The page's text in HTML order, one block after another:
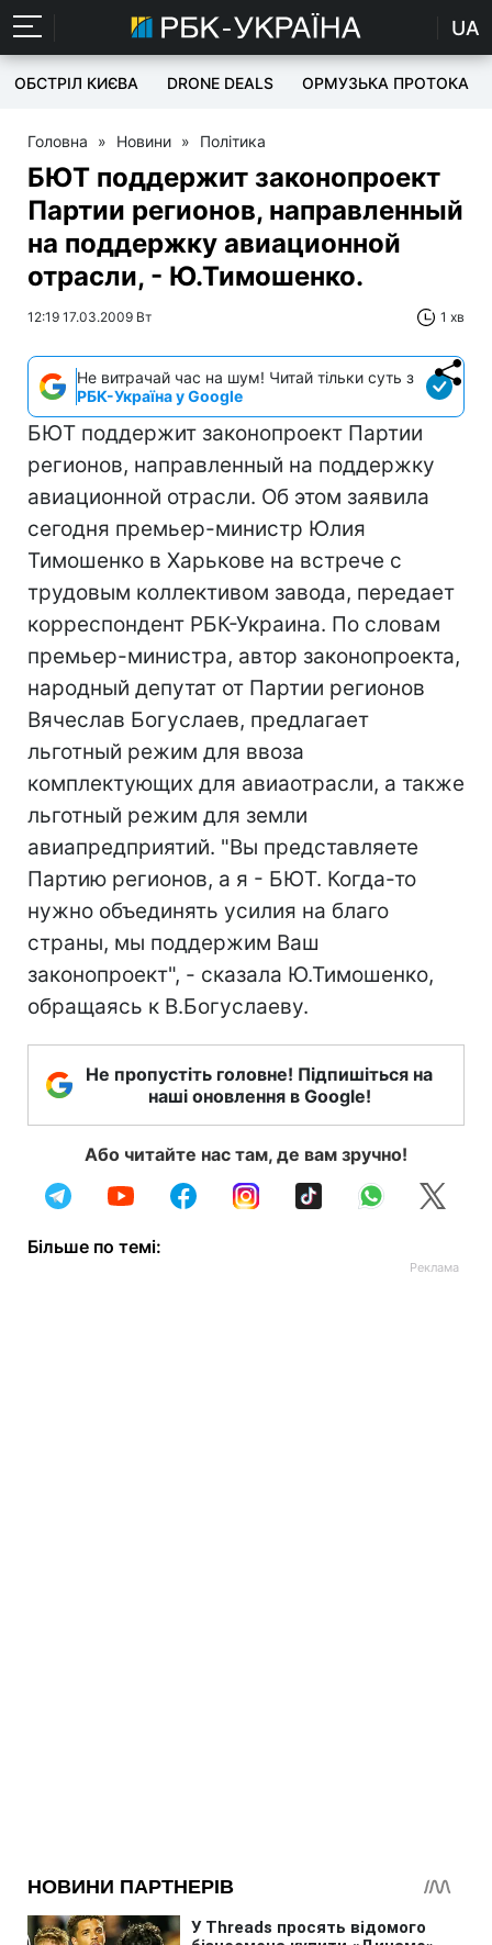
UA
ОБСТРІЛ КИЄВА DRONE DEALS ОРМУЗЬКА ПРОТОКА
Головна » Новини » Політика
БЮТ поддержит законопроект
Партии регионов, направленный
на поддержку авиационной
отрасли, - Ю.Тимошенко.
12:19 17.03.2009 Вт 1 хв
Не витрачай час на шум! Читай тільки суть з
РБК-Україна у Google
БЮТ поддержит законопроект Партии
регионов, направленный на поддержку
авиационной отрасли. Об этом заявила
сегодня премьер-министр Юлия
Тимошенко в Харькове на встрече с
трудовым коллективом завода, передает
корреспондент РБК-Украина. По словам
премьер-министра, автор законопроекта,
народный депутат от Партии регионов
Вячеслав Богуслаев, предлагает
льготный режим для ввоза
комплектующих для авиаотрасли, а также
льготный режим для земли
авиапредприятий. "Вы представляете
Партию регионов, а я - БЮТ. Когда-то
нужно объединять усилия на благо
страны, мы поддержим Ваш
законопроект", - сказала Ю.Тимошенко,
обращаясь к В.Богуслаеву.
Не пропустіть головне! Підпишіться на
наші оновлення в Google!
Або читайте нас там, де вам зручно!
Більше по темі: